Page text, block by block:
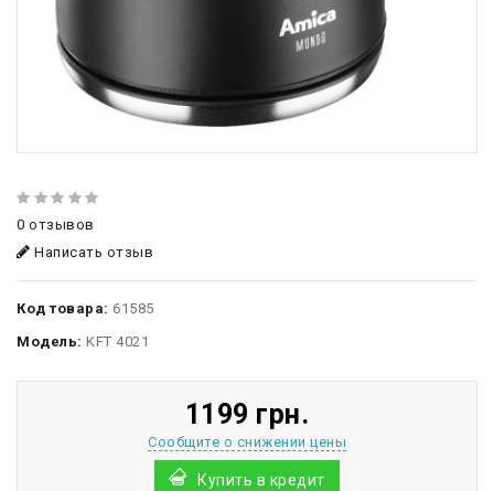
0 отзывов
Написать отзыв
Код товара: 61585
Модель: KFT 4021
1199 грн.
Сообщите о снижении цены
Купить в кредит